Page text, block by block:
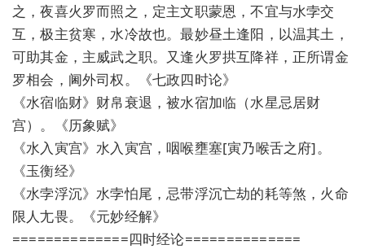
之，夜喜火罗而照之，定主文职蒙恩，不宜与水孛交
互，极主贫寒，水冷故也。最妙昼土逢阳，以温其土，
可助其金，主威武之职。又逢火罗拱互降祥，正所谓金
罗相会，阃外司权。《七政四时论》
《水宿临财》财帛衰退，被水宿加临（水星忌居财
宫）。《历象赋》
《水入寅宫》水入寅宫，咽喉壅塞[寅乃喉舌之府]。
《玉衡经》
《水孛浮沉》水孛怕尾，忌带浮沉亡劫的耗等煞，火命
限人尢畏。《元妙经解》
==============四时经论==============